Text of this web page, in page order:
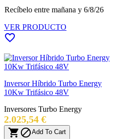
Recíbelo entre mañana y 6/8/26
VER PRODUCTO

Inversor Híbrido Turbo Energy
10Kw Trifásico 48V
Inversores Turbo Energy
2.025,54 €Precio
 Add To Cart